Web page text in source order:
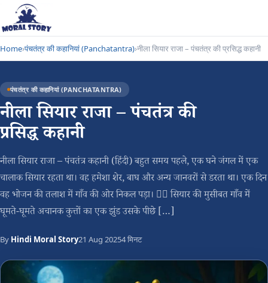
Home›पंचतंत्र की कहानियां (Panchatantra)›नीला सियार राजा – पंचतंत्र की प्रसिद्ध कहानी
पंचतंत्र की कहानियां (PANCHATANTRA)
नीला सियार राजा – पंचतंत्र की
प्रसिद्ध कहानी
नीला सियार राजा – पंचतंत्र कहानी (हिंदी) बहुत समय पहले, एक घने जंगल में एक
चालाक सियार रहता था। वह हमेशा शेर, बाघ और अन्य जानवरों से डरता था। एक दिन
वह भोजन की तलाश में गाँव की ओर निकल पड़ा। 🏃‍♂️ सियार की मुसीबत गाँव में
घूमते-घूमते अचानक कुत्तों का एक झुंड उसके पीछे […]
By Hindi Moral Story21 Aug 20254 मिनट